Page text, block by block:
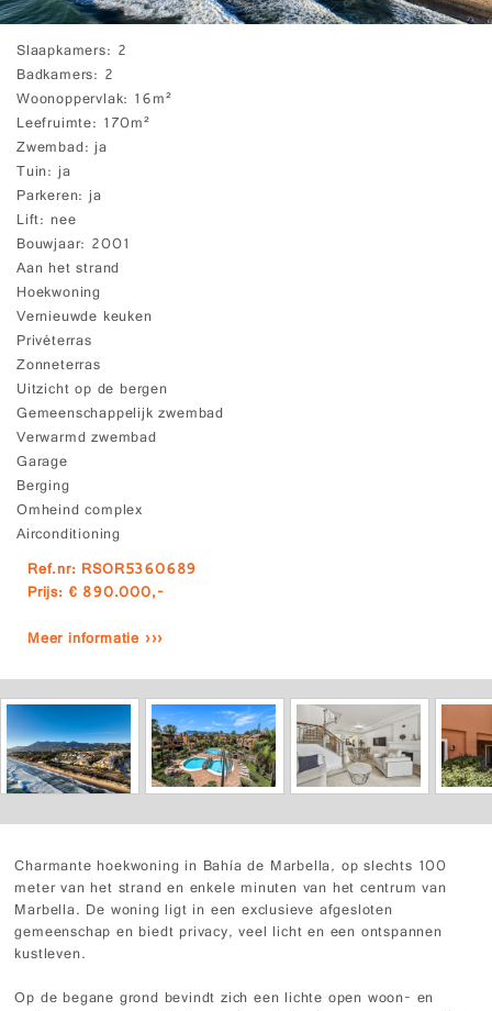
Slaapkamers 2
Badkamers 2
Woonoppervlak 16m²
Leefruimte 170m²
Zwembad ja
Tuin ja
Parkeren ja
Lift nee
Bouwjaar 2001
Aan het strand
Hoekwoning
Vernieuwde keuken
Privéterras
Zonneterras
Uitzicht op de bergen
Gemeenschappelijk zwembad
Verwarmd zwembad
Garage
Berging
Omheind complex
Airconditioning
Ref.nr: RSOR5360689
Prijs: € 890.000,-
Meer informatie ›››
Charmante hoekwoning in Bahía de Marbella, op slechts 100
meter van het strand en enkele minuten van het centrum van
Marbella. De woning ligt in een exclusieve afgesloten
gemeenschap en biedt privacy, veel licht en een ontspannen
kustleven.
Op de begane grond bevindt zich een lichte open woon- en